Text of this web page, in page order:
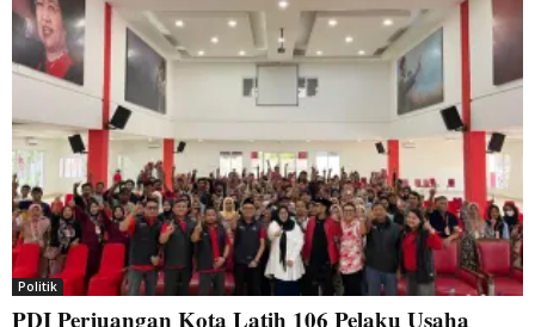
Politik
PDI Perjuangan Kota Latih 106 Pelaku Usaha